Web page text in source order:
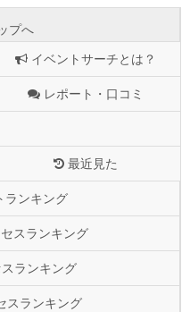
プへ
イベントサーチとは？
レポート・口コミ
最近見た
ランキング
スランキング
ランキング
スランキング